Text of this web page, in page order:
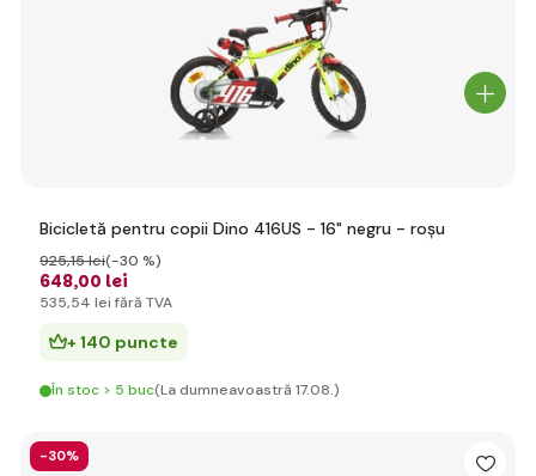
Bicicletă pentru copii Dino 416US - 16" negru - roșu
648,00 lei
925,15 lei(-30 %)
535,54 lei fără TVA
+ 140 puncte
În stoc > 5 buc(La dumneavoastră 17.08.)
-30%